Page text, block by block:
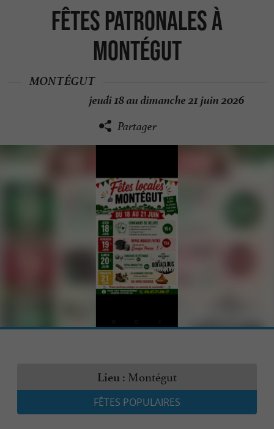
Fêtes Patronales à
Montégut
MONTÉGUT
jeudi 18 au dimanche 21 juin 2026
Partager
Lieu : Montégut
FÊTES POPULAIRES